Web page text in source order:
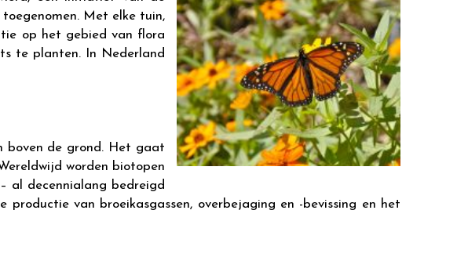
Met elke tuin,
op het gebied van flora
te planten. In Nederland
boven de grond. Het gaat
worden biotopen
al decennialang bedreigd
productie van broeikasgassen, overbejaging en -bevissing en het